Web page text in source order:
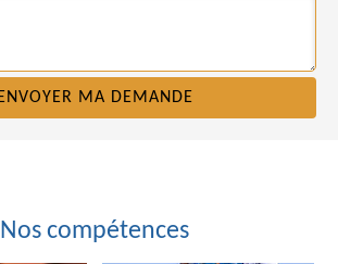
Nos compétences